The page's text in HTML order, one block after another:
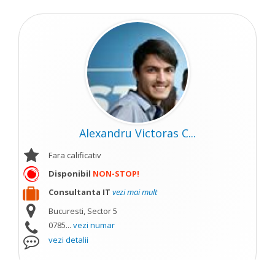
Alexandru Victoras C...
Fara calificativ
Disponibil NON-STOP!
Consultanta IT vezi mai mult
Bucuresti, Sector 5
0785... vezi numar
vezi detalii